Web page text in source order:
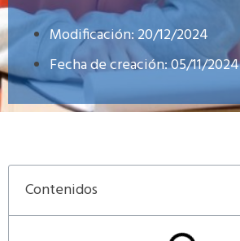
Modificación: 20/12/2024
Fecha de creación:05/11/2024
Contenidos